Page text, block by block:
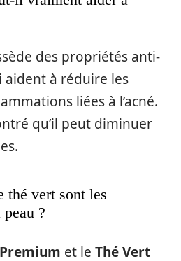
des propriétés anti-
à réduire les
liées à l’acné.
qu’il peut diminuer
thé vert sont les
?
et le Thé Vert